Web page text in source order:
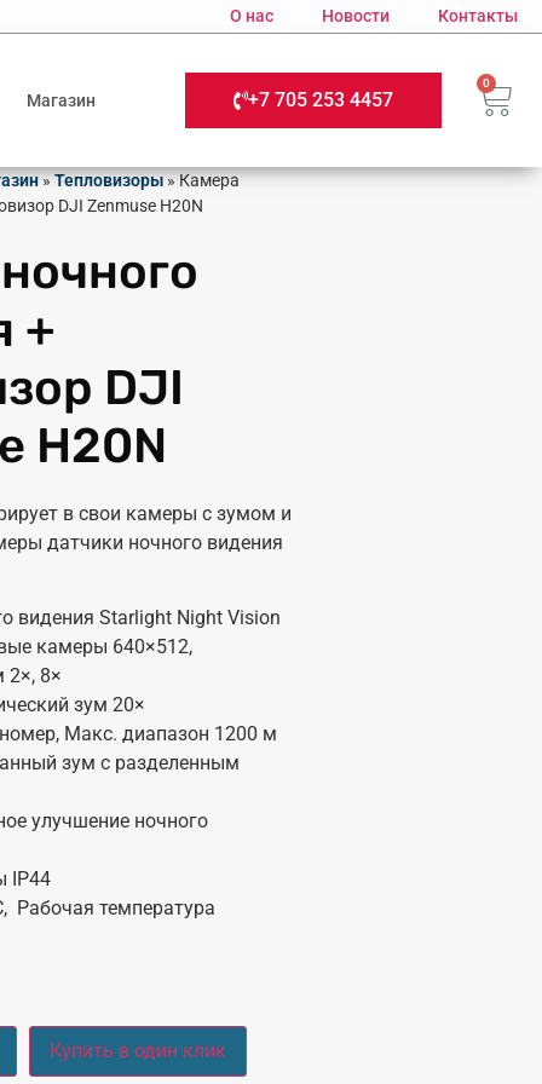
О нас Новости Контакты
Магазин +7 705 253 4457
0
»Тепловизоры»Камера
DJI Zenmuse H20N
+
DJI
H20N
в свои камеры c зумом и
датчики ночного видения
видения Starlight Night Vision
камеры 640×512,
2×, 8×
зум 20×
Макс. диапазон 1200 м
зум с разделенным
улучшение ночного
IP44
Рабочая температура
Купить в один клик